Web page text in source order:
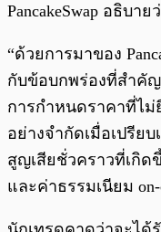
PancakeSwap อธิบาย
“ด้วยการมาของ
กับข้อบกพร่องที่สำคั
การกำหนดราคาที่ไม่
อย่างจำกัดเมื่อเปรีย
สูญเสียชั่วคราวที่เกิด
และค่าธรรมเนียม on-